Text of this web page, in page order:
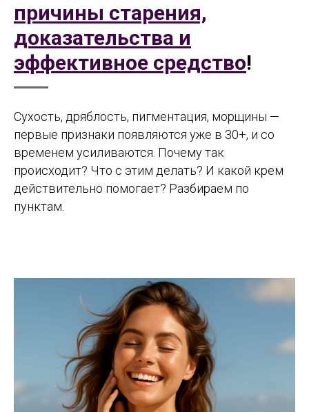
причины старения,
доказательства и
эффективное средство!
Сухость, дряблость, пигментация, морщины —
первые признаки появляются уже в 30+, и со
временем усиливаются. Почему так
происходит? Что с этим делать? И какой крем
действительно помогает? Разбираем по
пунктам.